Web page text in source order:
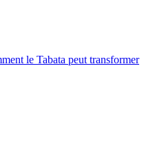
le Tabata peut transformer